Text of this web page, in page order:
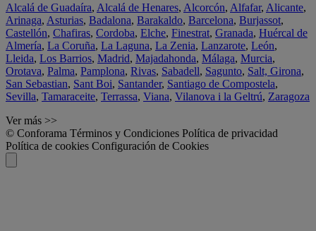
Alcalá de Guadaíra, Alcalá de Henares, Alcorcón, Alfafar, Alicante,
Arinaga, Asturias, Badalona, Barakaldo, Barcelona, Burjassot,
Castellón, Chafiras, Cordoba, Elche, Finestrat, Granada, Huércal de
Almería, La Coruña, La Laguna, La Zenia, Lanzarote, León,
Lleida, Los Barrios, Madrid, Majadahonda, Málaga, Murcia,
Orotava, Palma, Pamplona, Rivas, Sabadell, Sagunto, Salt, Girona,
San Sebastian, Sant Boi, Santander, Santiago de Compostela,
Sevilla, Tamaraceite, Terrassa, Viana, Vilanova i la Geltrú, Zaragoza
Ver más >>
© Conforama Términos y Condiciones Política de privacidad
Política de cookies Configuración de Cookies